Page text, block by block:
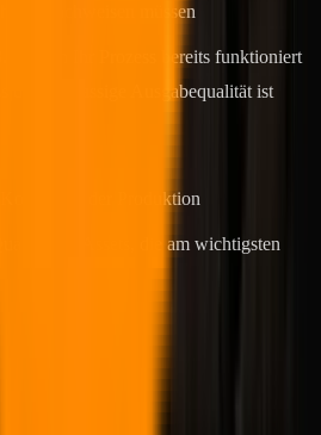
nachweisen müssen
, wenn Ihr Prozess bereits funktioniert
die erstklassige Ausgabequalität ist
an:
der Produktion
der Assets, die am wichtigsten
Sie haben ein Workflow-